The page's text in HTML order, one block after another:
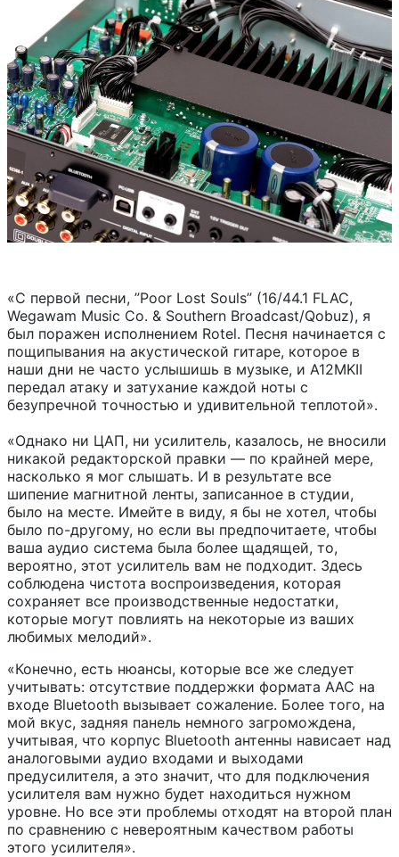
«С первой песни, ”Poor Lost Souls” (16/44.1 FLAC,
Wegawam Music Co. & Southern Broadcast/Qobuz), я
был поражен исполнением Rotel. Песня начинается с
пощипывания на акустической гитаре, которое в
наши дни не часто услышишь в музыке, и A12MKII
передал атаку и затухание каждой ноты с
безупречной точностью и удивительной теплотой».
«Однако ни ЦАП, ни усилитель, казалось, не вносили
никакой редакторской правки — по крайней мере,
насколько я мог слышать. И в результате все
шипение магнитной ленты, записанное в студии,
было на месте. Имейте в виду, я бы не хотел, чтобы
было по-другому, но если вы предпочитаете, чтобы
ваша аудио система была более щадящей, то,
вероятно, этот усилитель вам не подходит. Здесь
соблюдена чистота воспроизведения, которая
сохраняет все производственные недостатки,
которые могут повлиять на некоторые из ваших
любимых мелодий».
«Конечно, есть нюансы, которые все же следует
учитывать: отсутствие поддержки формата AAC на
входе Bluetooth вызывает сожаление. Более того, на
мой вкус, задняя панель немного загромождена,
учитывая, что корпус Bluetooth антенны нависает над
аналоговыми аудио входами и выходами
предусилителя, а это значит, что для подключения
усилителя вам нужно будет находиться нужном
уровне. Но все эти проблемы отходят на второй план
по сравнению с невероятным качеством работы
этого усилителя».